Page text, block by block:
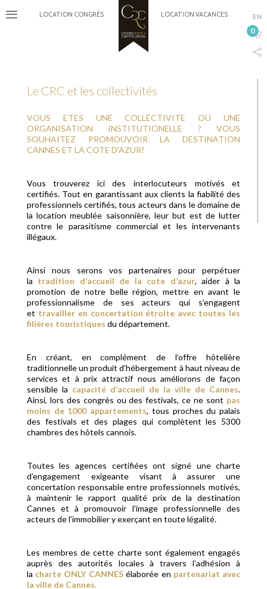
LOCATION CONGRÈS LOCATION VACANCES EN
0
Le CRC et les collectivités
VOUS ETES UNE COLLECTIVITE OU UNE
ORGANISATION INSTITUTIONELLE ? VOUS
SOUHAITEZ PROMOUVOIR LA DESTINATION
CANNES ET LA COTE D'AZUR?
Vous trouverez ici des interlocuteurs motivés et
certifiés. Tout en garantissant aux clients la fiabilité des
professionnels certifiés, tous acteurs dans le domaine de
la location meublée saisonnière, leur but est de lutter
contre le parasitisme commercial et les intervenants
illégaux.
Ainsi nous serons vos partenaires pour perpétuer
la tradition d’accueil de la cote d’azur, aider à la
promotion de notre belle région, mettre en avant le
professionnalisme de ses acteurs qui s’engagent
et travailler en concertation étroite avec toutes les
filières touristiques du département.
En créant, en complément de l’offre hôtelière
traditionnelle un produit d’hébergement à haut niveau de
services et à prix attractif nous améliorons de façon
sensible la capacité d’accueil de la ville de Cannes.
Ainsi, lors des congrès ou des festivals, ce ne sont pas
moins de 1000 appartements, tous proches du palais
des festivals et des plages qui complètent les 5300
chambres des hôtels cannois.
Toutes les agences certifiées ont signé une charte
d’engagement exigeante visant à assurer une
concertation responsable entre professionnels motivés,
à maintenir le rapport qualité prix de la destination
Cannes et à promouvoir l’image professionnelle des
acteurs de l’immobilier y exerçant en toute légalité.
Les membres de cette charte sont également engagés
auprès des autorités locales à travers l’adhésion à
la charte ONLY CANNESélaborée en partenariat avec
la ville de Cannes.